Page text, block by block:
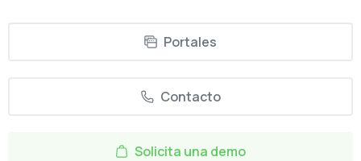
Portales
Contacto
Solicita una demo